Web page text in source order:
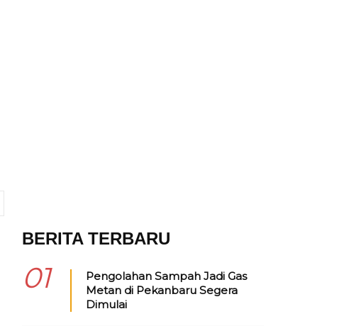
BERITA TERBARU
01
Pengolahan Sampah Jadi Gas
Metan di Pekanbaru Segera
Dimulai